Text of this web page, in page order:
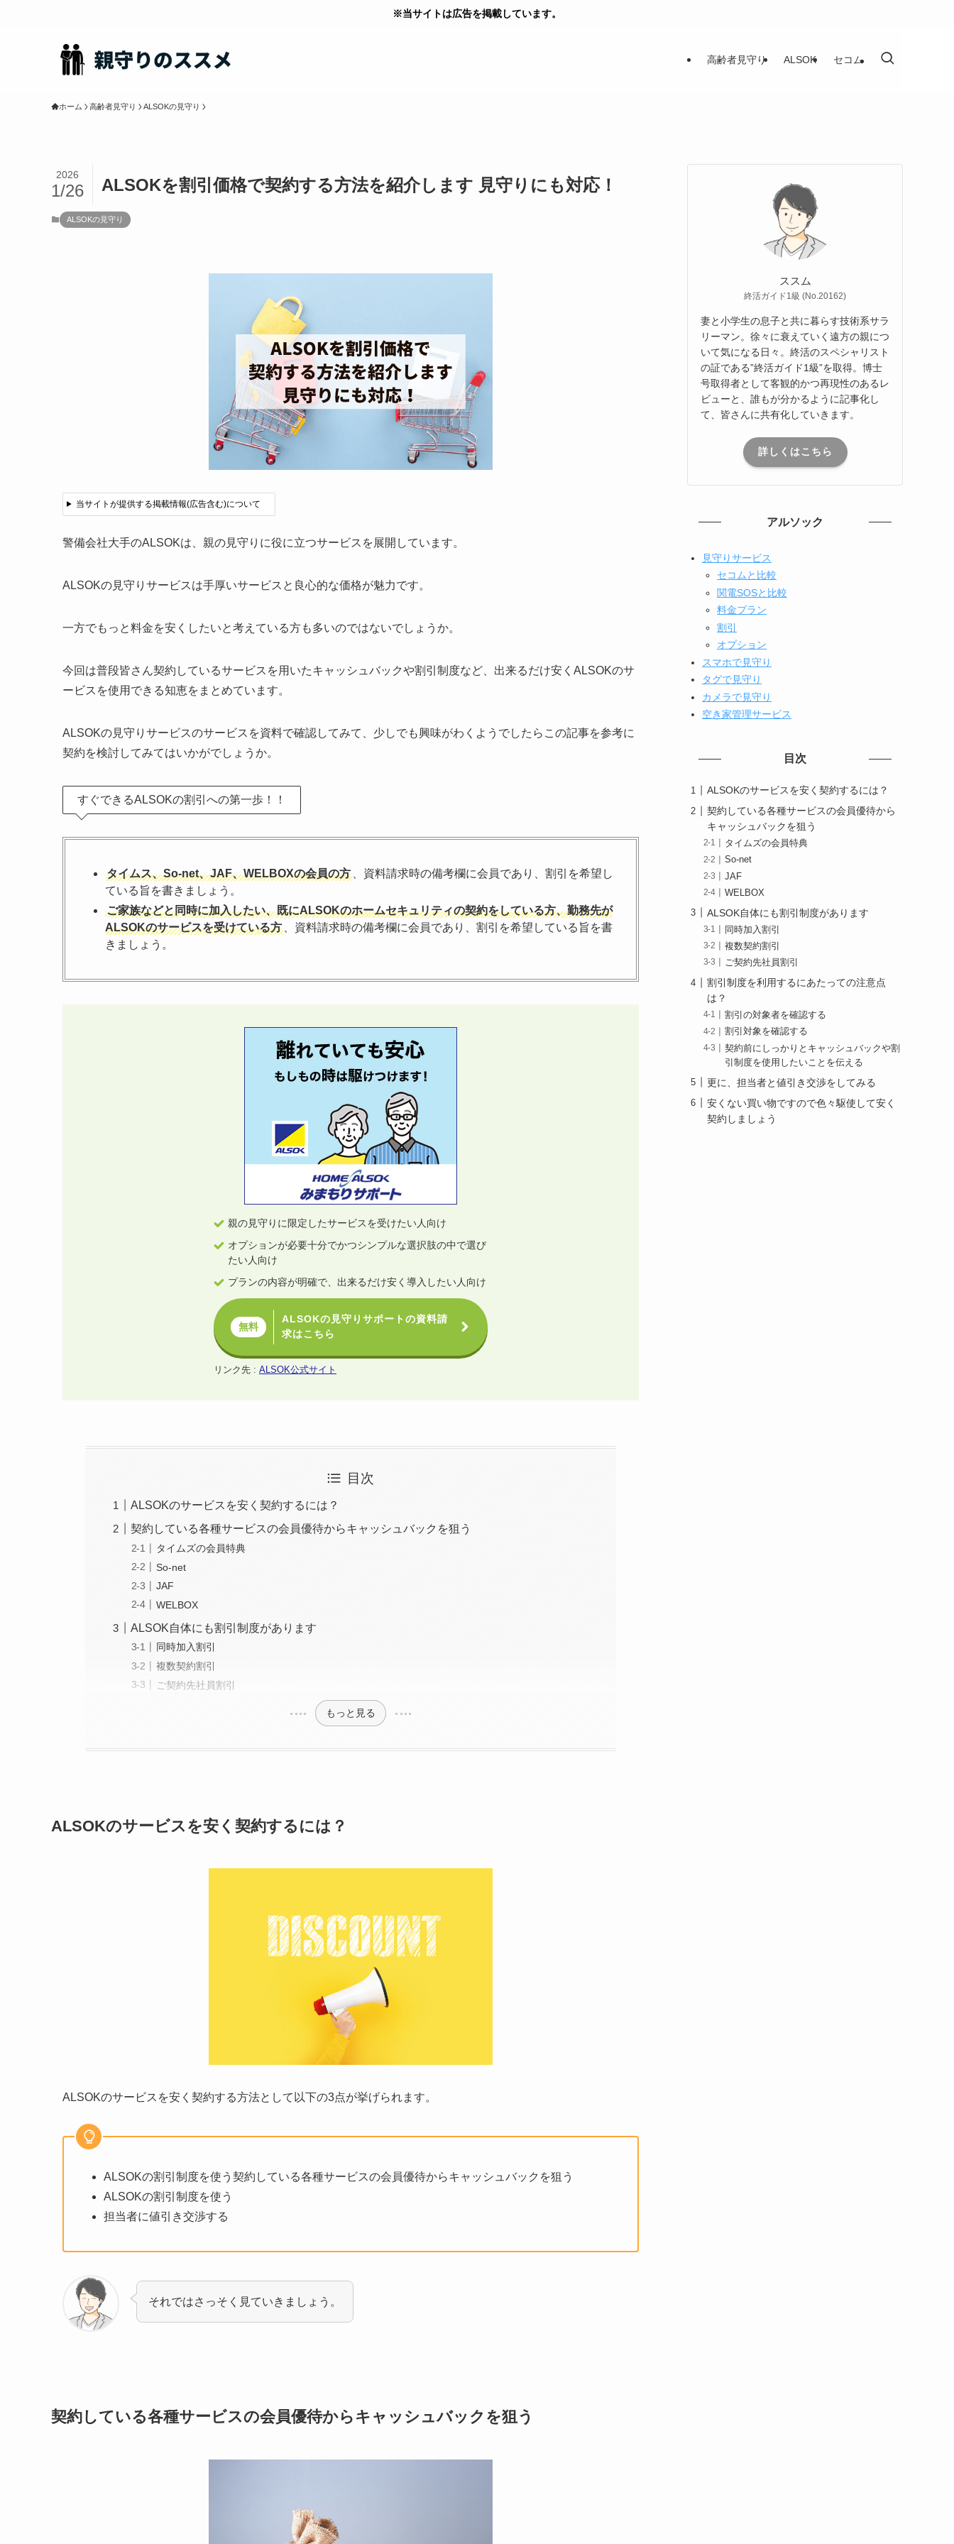
※当サイトは広告を掲載しています。
高齢者見守り ALSOK セコム
ホーム 高齢者見守り ALSOKの見守り
ALSOKを割引価格で契約する方法を紹介します 見守りにも対応！
2026
1/26
ALSOKの見守り
当サイトが提供する掲載情報(広告含む)について
警備会社大手のALSOKは、親の見守りに役に立つサービスを展開しています。
ALSOKの見守りサービスは手厚いサービスと良心的な価格が魅力です。
一方でもっと料金を安くしたいと考えている方も多いのではないでしょうか。
今回は普段皆さん契約しているサービスを用いたキャッシュバックや割引制度など、出来るだけ安くALSOKのサ
ービスを使用できる知恵をまとめています。
ALSOKの見守りサービスのサービスを資料で確認してみて、少しでも興味がわくようでしたらこの記事を参考に
契約を検討してみてはいかがでしょうか。
すぐできるALSOKの割引への第一歩！！
タイムス、So-net、JAF、WELBOXの会員の方
、資料請求時の備考欄に会員であり、割引を希望し
ている旨を書きましょう。
ご家族などと同時に加入したい、既にALSOKのホームセキュリティの契約をしている方、勤務先が
ALSOKのサービスを受けている方
、資料請求時の備考欄に会員であり、割引を希望している旨を書
きましょう。
親の見守りに限定したサービスを受けたい人向け
オプションが必要十分でかつシンプルな選択肢の中で選び
たい人向け
プランの内容が明確で、出来るだけ安く導入したい人向け
無料
ALSOKの見守りサポートの資料請
求はこちら
リンク先 : ALSOK公式サイト
目次
ALSOKのサービスを安く契約するには？
契約している各種サービスの会員優待からキャッシュバックを狙う
タイムズの会員特典
So-net
JAF
WELBOX
ALSOK自体にも割引制度があります
同時加入割引
複数契約割引
ご契約先社員割引
もっと見る
ALSOKのサービスを安く契約するには？
ALSOKのサービスを安く契約する方法として以下の3点が挙げられます。
ALSOKの割引制度を使う契約している各種サービスの会員優待からキャッシュバックを狙う
ALSOKの割引制度を使う
担当者に値引き交渉する
それではさっそく見ていきましょう。
契約している各種サービスの会員優待からキャッシュバックを狙う
ススム
終活ガイド1級 (No.20162)
妻と小学生の息子と共に暮らす技術系サラ
リーマン。徐々に衰えていく遠方の親につ
いて気になる日々。終活のスペシャリスト
の証である”終活ガイド1級”を取得。博士
号取得者として客観的かつ再現性のあるレ
ビューと、誰もが分かるように記事化し
て、皆さんに共有化していきます。
詳しくはこちら
アルソック
見守りサービス
セコムと比較
関電SOSと比較
料金プラン
割引
オプション
スマホで見守り
タグで見守り
カメラで見守り
空き家管理サービス
目次
ALSOKのサービスを安く契約するには？
契約している各種サービスの会員優待から
キャッシュバックを狙う
タイムズの会員特典
So-net
JAF
WELBOX
ALSOK自体にも割引制度があります
同時加入割引
複数契約割引
ご契約先社員割引
割引制度を利用するにあたっての注意点
は？
割引の対象者を確認する
割引対象を確認する
契約前にしっかりとキャッシュバックや割
引制度を使用したいことを伝える
更に、担当者と値引き交渉をしてみる
安くない買い物ですので色々駆使して安く
契約しましょう